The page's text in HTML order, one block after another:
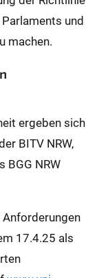
und
machen.
ergeben sich
BITV NRW,
BGG NRW
Anforderungen
17.4.25 als